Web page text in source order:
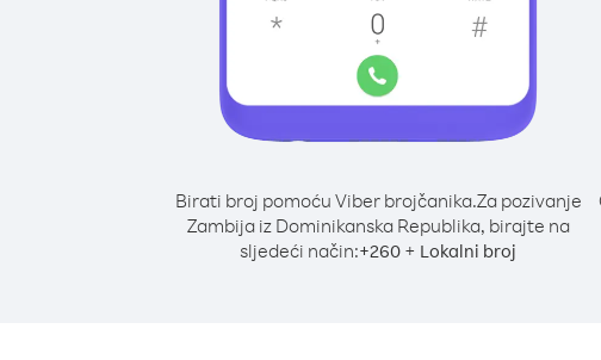
Birati broj pomoću Viber brojčanika.Za pozivanje
Zambija iz Dominikanska Republika, birajte na
sljedeći način:+260 + Lokalni broj